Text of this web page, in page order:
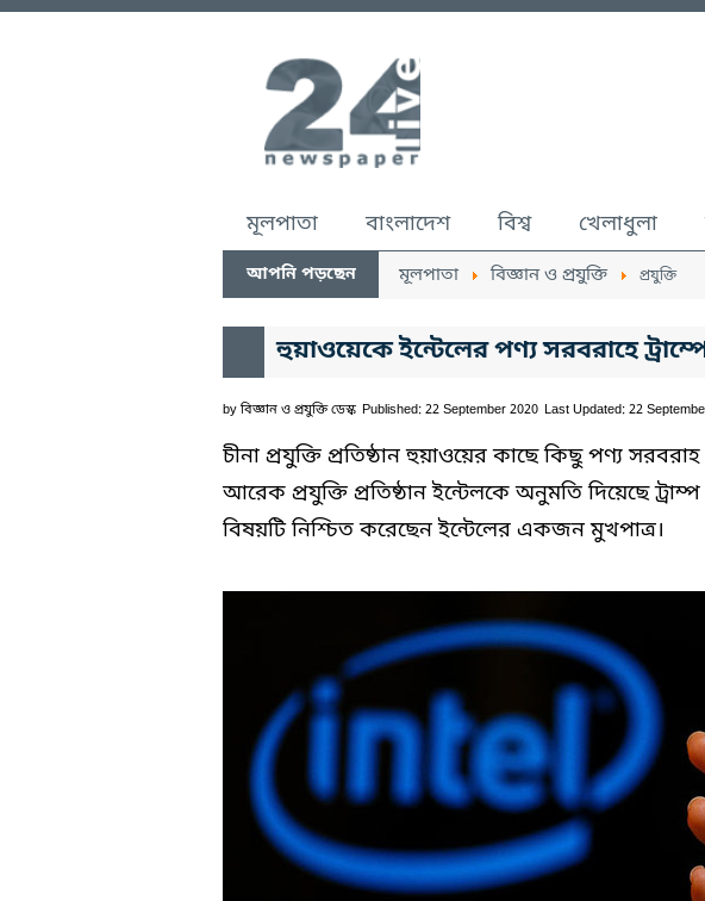
মূলপাতা বাংলাদেশ বিশ্ব খেলাধুলা
আপনি পড়ছেন মূলপাতা বিজ্ঞান ও প্রযুক্তি প্রযুক্তি
হুয়াওয়েকে ইন্টেলের পণ্য সরবরাহে
by বিজ্ঞান ও প্রযুক্তি ডেস্ক Published: 22 September 2020 Last Updated: 22
চীনা প্রযুক্তি প্রতিষ্ঠান হুয়াওয়ের কাছে কিছু পণ্য
আরেক প্রযুক্তি প্রতিষ্ঠান ইন্টেলকে অনুমতি দিয়েছে
বিষয়টি নিশ্চিত করেছেন ইন্টেলের একজন মুখপাত্র।